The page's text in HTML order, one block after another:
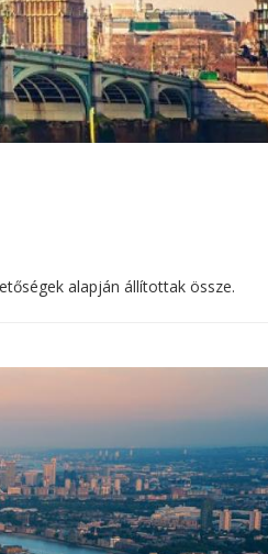
alapján állítottak össze.